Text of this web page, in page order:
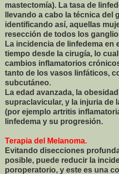
mastectomía). La tasa de
llevando a cabo la técnica del
identificando así, aquellas
resección de todos los
La incidencia de linfedema en
tiempo desde la cirugía, lo
cambios inflamatorios
tanto de los vasos linfáticos,
subcutáneo.
La edad avanzada, la
supraclavicular, y la injuria de
(por ejemplo artritis
linfedema y su progresión.
Terapia del Melanoma.
Evitando disecciones
posible, puede reducir la
poroperatorio, y este es una